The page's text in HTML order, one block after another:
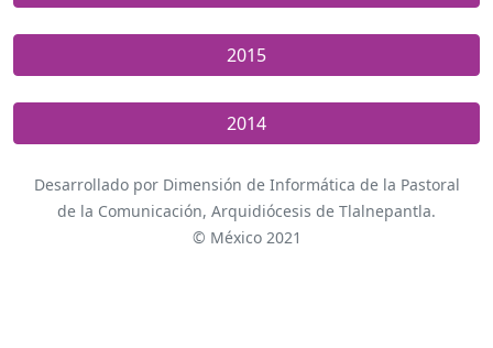
2015
2014
Desarrollado por Dimensión de Informática de la Pastoral
de la Comunicación, Arquidiócesis de Tlalnepantla.
© México 2021